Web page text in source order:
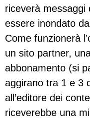
riceverà messaggi
essere inondato
Come funzionerà
un sito partner,
abbonamento (si
aggirano tra 1 e 3
all’editore dei
riceverebbe una